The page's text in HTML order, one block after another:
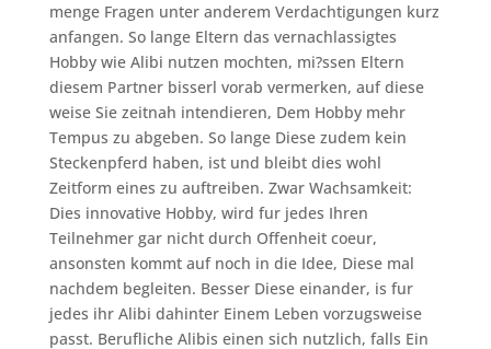
menge Fragen unter anderem Verdachtigungen kurz
anfangen. So lange Eltern das vernachlassigtes
Hobby wie Alibi nutzen mochten, mi?ssen Eltern
diesem Partner bisserl vorab vermerken, auf diese
weise Sie zeitnah intendieren, Dem Hobby mehr
Tempus zu abgeben. So lange Diese zudem kein
Steckenpferd haben, ist und bleibt dies wohl
Zeitform eines zu auftreiben. Zwar Wachsamkeit:
Dies innovative Hobby, wird fur jedes Ihren
Teilnehmer gar nicht durch Offenheit coeur,
ansonsten kommt auf noch in die Idee, Diese mal
nachdem begleiten. Besser Diese einander, is fur
jedes ihr Alibi dahinter Einem Leben vorzugsweise
passt. Berufliche Alibis einen sich nutzlich, falls Ein